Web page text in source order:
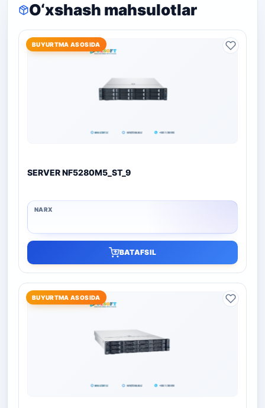
O‘xshash mahsulotlar
BUYURTMA ASOSIDA
SERVER NF5280M5_ST_9
BATAFSIL
BUYURTMA ASOSIDA